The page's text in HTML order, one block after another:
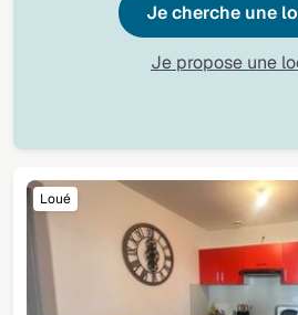
Loué
Je cherche une
Je propose une